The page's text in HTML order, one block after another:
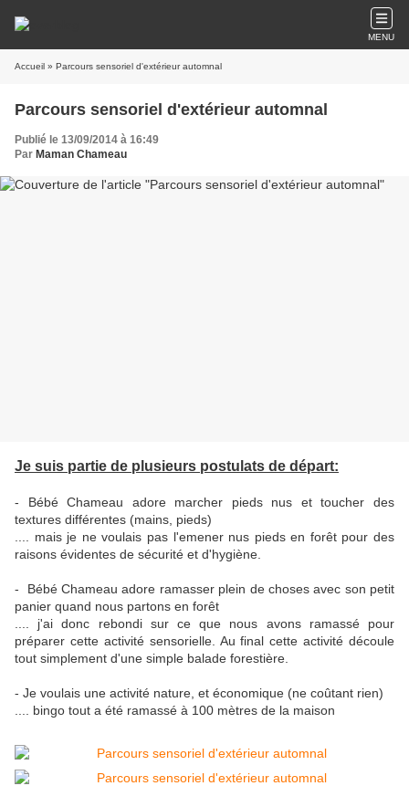
MENU
Accueil » Parcours sensoriel d'extérieur automnal
Parcours sensoriel d'extérieur automnal
Publié le 13/09/2014 à 16:49
Par Maman Chameau
Je suis partie de plusieurs postulats de départ:
- Bébé Chameau adore marcher pieds nus et toucher des
textures différentes (mains, pieds)
.... mais je ne voulais pas l'emener nus pieds en forêt pour des
raisons évidentes de sécurité et d'hygiène.
- Bébé Chameau adore ramasser plein de choses avec son petit
panier quand nous partons en forêt
.... j'ai donc rebondi sur ce que nous avons ramassé pour
préparer cette activité sensorielle. Au final cette activité découle
tout simplement d'une simple balade forestière.
- Je voulais une activité nature, et économique (ne coûtant rien)
.... bingo tout a été ramassé à 100 mètres de la maison